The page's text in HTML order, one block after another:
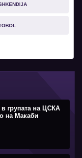
в групата на ЦСКА
на Макаби